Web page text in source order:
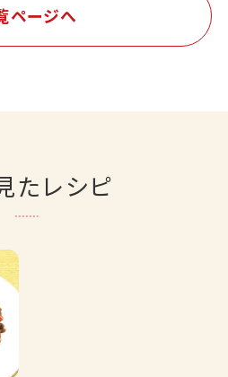
ページへ
たレシピ